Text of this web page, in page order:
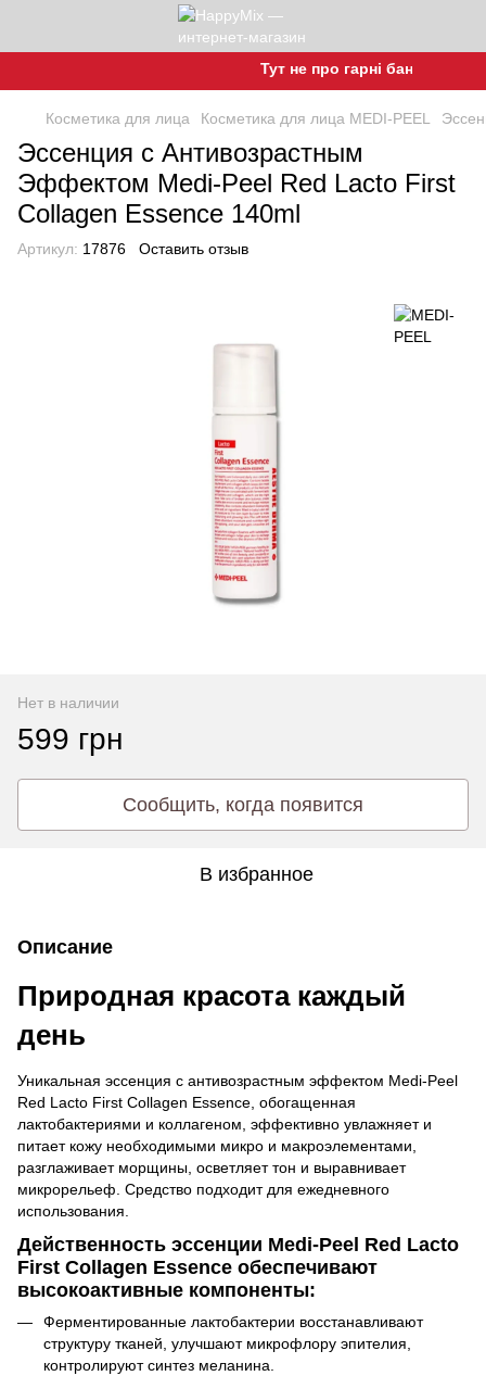
Тут не про гарні баночки, а
Косметика для лица Косметика для лица MEDI-PEEL
Эссенция с Антивозрастным
Эффектом Medi-Peel Red Lacto First
Collagen Essence 140ml
Артикул: 17876 Оставить отзыв
Нет в наличии
599 грн
Сообщить, когда появится
В избранное
Описание
Природная красота каждый
день
Уникальная эссенция с антивозрастным эффектом Medi-Peel
Red Lacto First Collagen Essence, обогащенная
лактобактериями и коллагеном, эффективно увлажняет и
питает кожу необходимыми микро и макроэлементами,
разглаживает морщины, осветляет тон и выравнивает
микрорельеф. Средство подходит для ежедневного
использования.
Действенность эссенции Medi-Peel Red Lacto
First Collagen Essence обеспечивают
высокоактивные компоненты:
Ферментированные лактобактерии восстанавливают
структуру тканей, улучшают микрофлору эпителия,
контролируют синтез меланина.